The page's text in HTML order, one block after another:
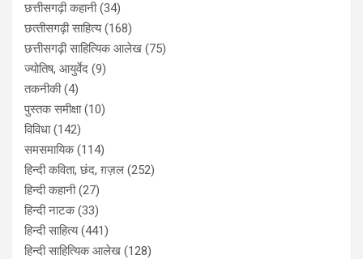
छत्तीसगढ़ी कहानी(34)
छत्‍तीसगढ़ी साहित्‍य(168)
छत्तीसगढ़ी साहित्यिक आलेख (75)
ज्योतिष, आयुर्वेद (9)
तकनीकी(4)
पुस्‍तक समीक्षा(10)
विविधा(142)
समसमायिक(114)
हिन्दी कविता, छंद, ग़ज़ल (252)
हिन्दी कहानी(27)
हिन्‍दी नाटक(33)
हिन्दी साहित्य(441)
हिन्दी साहित्यिक आलेख (128)